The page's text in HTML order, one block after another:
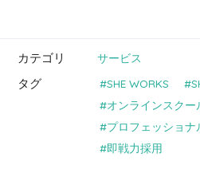
カテゴリ サービス
タグ SHE WORKS
オンラインスクー
プロフェッショナ
即戦力採用